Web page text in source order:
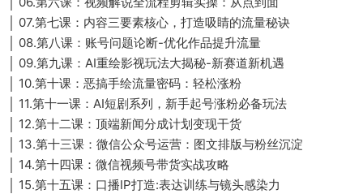
│ 07.第七课：内容三要素核心，打造吸睛的流量秘诀
│ 08.第八课：账号问题论断-优化作品提升流量
│ 09.第九课：AI重绘影视玩法大揭秘-新赛道新机遇
│ 10.第十课：恶搞手绘流量密码：轻松涨粉
│ 11.第十一课：AI短剧系列，新手起号涨粉必备玩法
│ 12.第十二课：顶端新闻分成计划变现干货
│ 13.第十三课：微信公众号运营：图文排版与粉丝沉淀
│ 14.第十四课：微信视频号带货实战攻略
│ 15.第十五课：口播IP打造:表达训练与镜头感染力